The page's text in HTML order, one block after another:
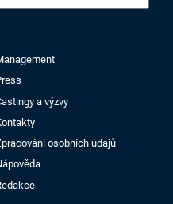
a výzvy
osobních údajů